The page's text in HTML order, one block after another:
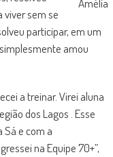
viver sem se
participar, em um
amou
a treinar. Virei aluna
dos Lagos . Esse
Sá e com a
na Equipe 70+”,